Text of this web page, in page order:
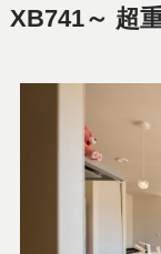
XB741～ 超